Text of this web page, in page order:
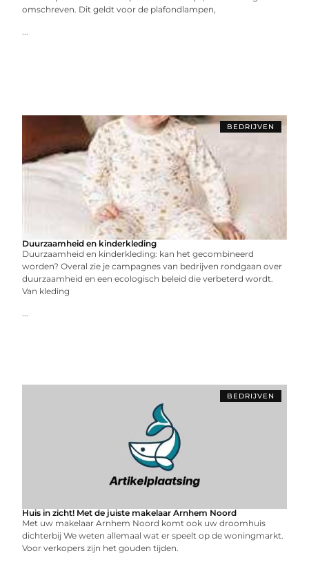
omschreven. Dit geldt voor de plafondlampen,
...
BEDRIJVEN
Duurzaamheid en kinderkleding
Duurzaamheid en kinderkleding: kan het gecombineerd
worden? Overal zie je campagnes van bedrijven rondgaan over
duurzaamheid en een ecologisch beleid die verbeterd wordt.
Van kleding
...
BEDRIJVEN
Huis in zicht! Met de juiste makelaar Arnhem Noord
Met uw makelaar Arnhem Noord komt ook uw droomhuis
dichterbij We weten allemaal wat er speelt op de woningmarkt.
Voor verkopers zijn het gouden tijden.